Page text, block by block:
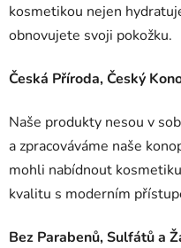
kosmetikou nejen
obnovujete svoji pokožku.
Česká Příroda, Český
Naše produkty nesou v
a zpracováváme naše
mohli nabídnout
kvalitu s moderním
Bez Parabenů, Sulfátů a